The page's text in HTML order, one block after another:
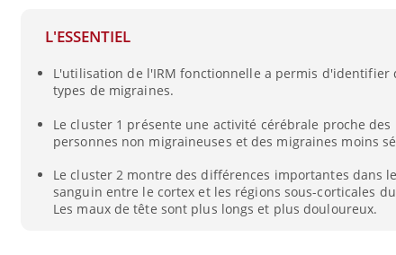
L'ESSENTIEL
L'utilisation de l'IRM fonctionnelle a permis d'identifier
types de migraines.
Le cluster 1 présente une activité cérébrale proche des
personnes non migraineuses et des migraines moins
Le cluster 2 montre des différences importantes dans
sanguin entre le cortex et les régions sous-corticales
Les maux de tête sont plus longs et plus douloureux.
sommeil des enfants en
vacances ?
Bilan prévention : ce que
les kinés pourront
"madeleine
enfin
Intolérance
nouvelles